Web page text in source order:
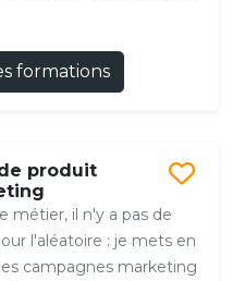
formations
produit
métier, il n'y a pas de
l'aléatoire : je mets en
campagnes marketing